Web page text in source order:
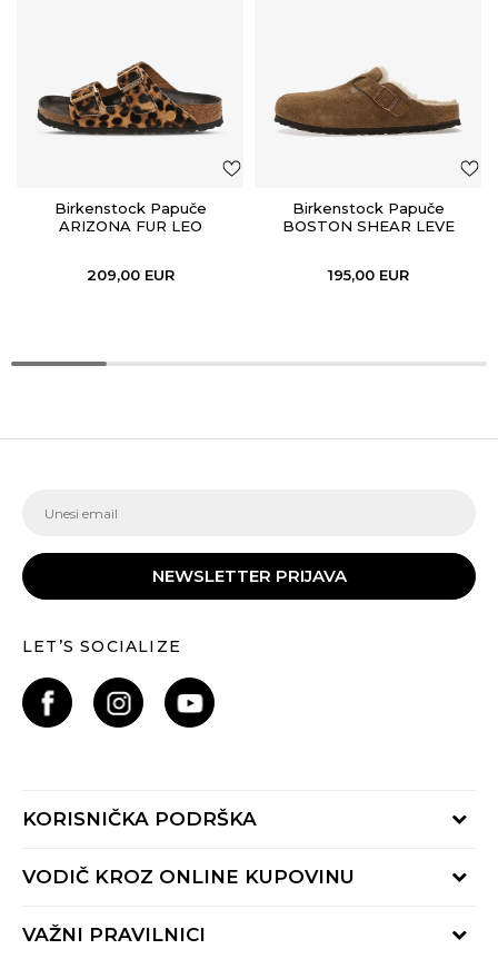
Birkenstock Papuče
ARIZONA FUR LEO
209,00 EUR
Birkenstock Papuče
BOSTON SHEAR LEVE
195,00 EUR
NEWSLETTER PRIJAVA
LET’S SOCIALIZE
KORISNIČKA PODRŠKA
Provjeri status porudžbine
Radno vrijeme 9-16h
VODIČ KROZ ONLINE KUPOVINU
Načini isporuke
VAŽNI PRAVILNICI